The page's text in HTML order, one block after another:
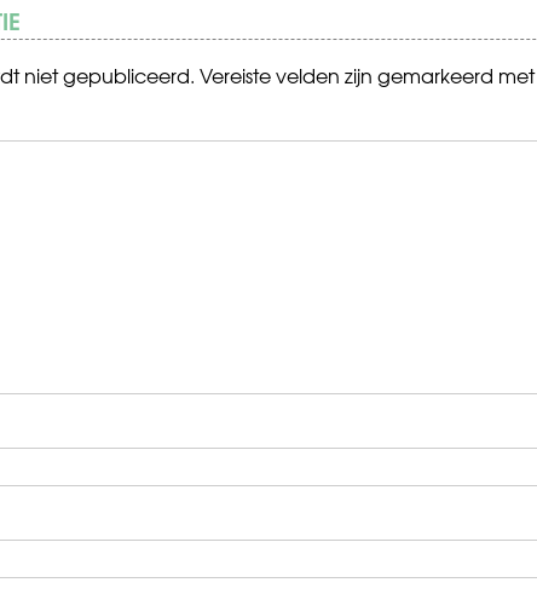
niet gepubliceerd. Vereiste velden zijn gemarkeerd met